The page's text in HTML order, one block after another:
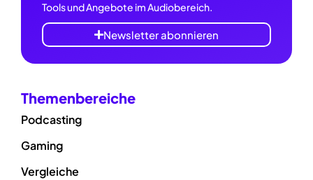
Tools und Angebote im Audiobereich.
Newsletter abonnieren
Themenbereiche
Podcasting
Gaming
Vergleiche